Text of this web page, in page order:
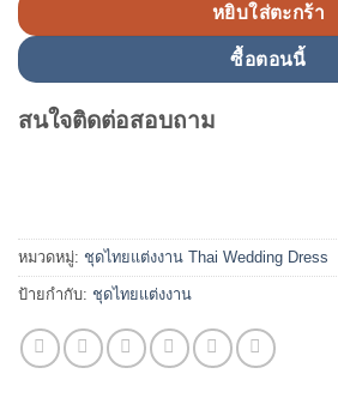
หยิบใส่ตะกร้า
ซื้อตอนนี้
สนใจติดต่อสอบถาม
หมวดหมู่: ชุดไทยแต่งงาน Thai Wedding Dress
ป้ายกำกับ: ชุดไทยแต่งงาน